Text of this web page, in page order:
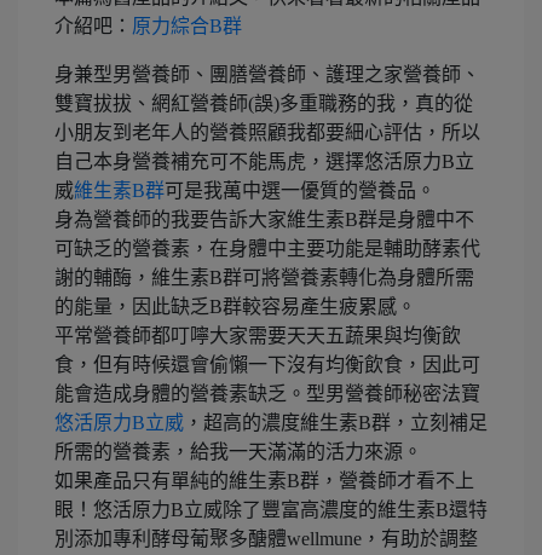
介紹吧： 原力綜合B群
身兼型男營養師、團膳營養師、護理之家營養師、
雙寶拔拔、網紅營養師(誤)多重職務的我，真的從
小朋友到老年人的營養照顧我都要細心評估，所以
自己本身營養補充可不能馬虎，選擇悠活原力B立
威維生素B群可是我萬中選一優質的營養品。
身為營養師的我要告訴大家維生素B群是身體中不
可缺乏的營養素，在身體中主要功能是輔助酵素代
謝的輔酶，維生素B群可將營養素轉化為身體所需
的能量，因此缺乏B群較容易產生疲累感。
平常營養師都叮嚀大家需要天天五蔬果與均衡飲
食，但有時候還會偷懶一下沒有均衡飲食，因此可
能會造成身體的營養素缺乏。型男營養師秘密法寶
悠活原力B立威 ，超高的濃度維生素B群，立刻補足
所需的營養素，給我一天滿滿的活力來源。
如果產品只有單純的維生素B群，營養師才看不上
眼！悠活原力B立威除了豐富高濃度的維生素B還特
別添加專利酵母葡聚多醣體wellmune，有助於調整